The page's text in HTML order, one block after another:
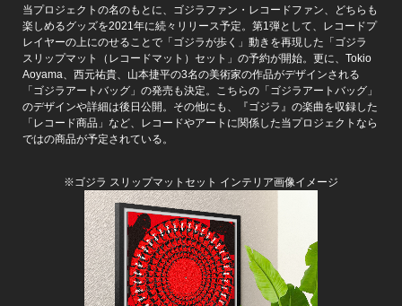
当プロジェクトの名のもとに、ゴジラファン・レコードファン、どちらも
楽しめるグッズを2021年に続々リリース予定。第1弾として、レコードプ
レイヤーの上にのせることで「ゴジラが歩く」動きを再現した「ゴジラ
スリップマット（レコードマット）セット」の予約が開始。更に、Tokio
Aoyama、西元祐貴、山本捷平の3名の美術家の作品がデザインされる
「ゴジラアートバッグ」の発売も決定。こちらの「ゴジラアートバッグ」
のデザインや詳細は後日公開。その他にも、『ゴジラ』の楽曲を収録した
「レコード商品」など、レコードやアートに関係した当プロジェクトなら
ではの商品が予定されている。
※ゴジラ スリップマットセット インテリア画像イメージ